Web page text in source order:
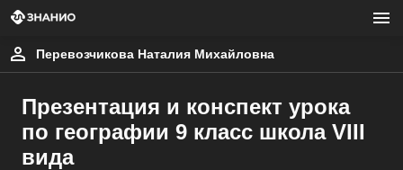
Перевозчикова Наталия Михайловна
Презентация и конспект урока
по географии 9 класс школа VIII
вида